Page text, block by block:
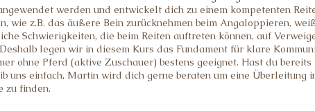
werden und entwickelt dich zu einem kompetenten
wie z.B. das äußere Bein zurücknehmen beim Angaloppieren,
Schwierigkeiten, die beim Reiten auftreten können, auf
legen wir in diesem Kurs das Fundament für klare
ohne Pferd (aktive Zuschauer) bestens geeignet. Hast du
uns einfach, Martin wird dich gerne beraten um eine Überleitung
zu finden.